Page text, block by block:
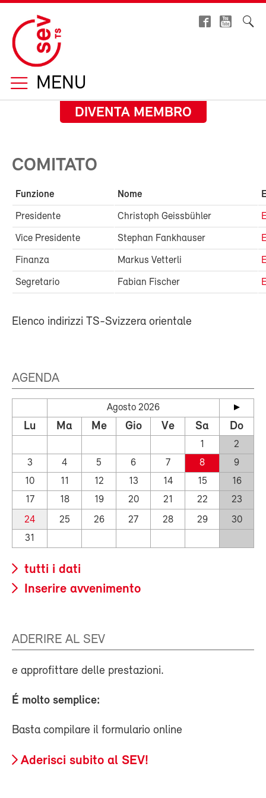
MENU
DIVENTA MEMBRO
COMITATO
Funzione Nome
Presidente Christoph Geissbühler
Vice Presidente Stephan Fankhauser
Finanza Markus Vetterli
Segretario Fabian Fischer
Elenco indirizzi TS-Svizzera orientale
AGENDA
Agosto 2026
Lu Ma Me Gio Ve Sa Do
1
2
3
4 5 6 7 8
9
10
11 12 13 14 15
16
17
18 19 20 21 22
23
24
25 26 27 28 29
30
31
tutti i dati
Inserire avvenimento
ADERIRE AL SEV
e approfittare delle prestazioni.
É molto semplice:
Basta compilare il formulario online
Aderisci subito al SEV!